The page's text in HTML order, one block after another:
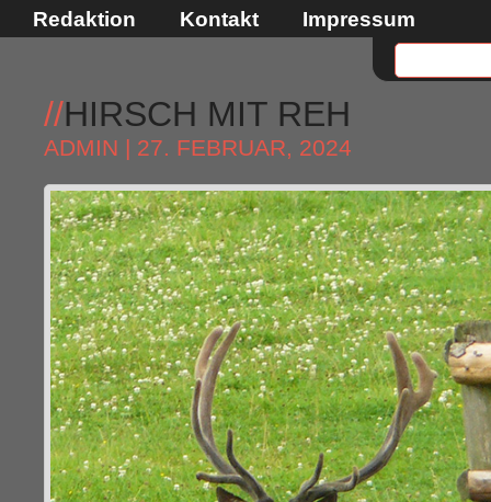
Redaktion
Kontakt Impressum
//HIRSCH MIT REH
ADMIN | 27. FEBRUAR, 2024